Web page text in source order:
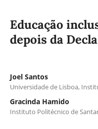
Educação
depois da
Joel Santos
Universidade de Lisboa,
Gracinda Hamido
Instituto Politécnico de